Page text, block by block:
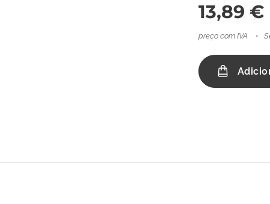
13,89 €
preço com IVA